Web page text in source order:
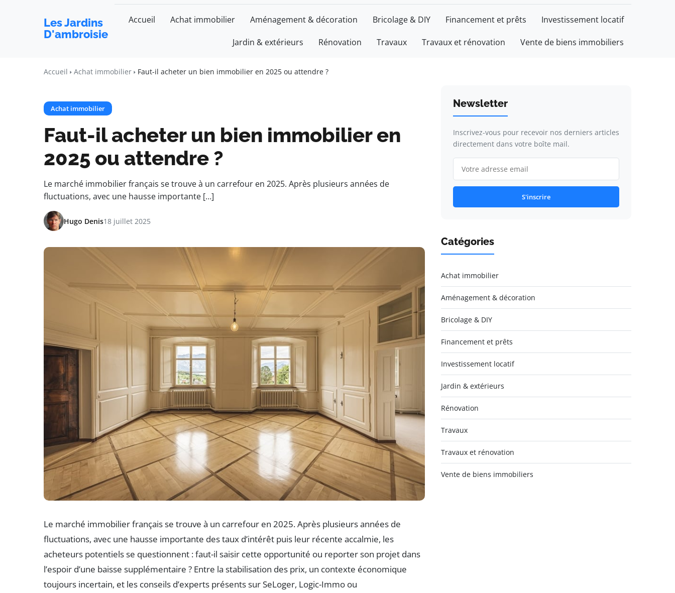
Les Jardins
D'ambroisie
Accueil Achat immobilier Aménagement & décoration Bricolage & DIY Financement et prêts Investissement locatif
Jardin & extérieurs Rénovation Travaux Travaux et rénovation Vente de biens immobiliers
Accueil Achat immobilier Faut-il acheter un bien immobilier en 2025 ou attendre ?
Achat immobilier
Faut-il acheter un bien immobilier en
2025 ou attendre ?
Le marché immobilier français se trouve à un carrefour en 2025. Après plusieurs années de
fluctuations, avec une hausse importante […]
Hugo Denis18 juillet 2025
Le marché immobilier français se trouve à un carrefour en 2025. Après plusieurs années de
fluctuations, avec une hausse importante des taux d’intérêt puis leur récente accalmie, les
acheteurs potentiels se questionnent : faut-il saisir cette opportunité ou reporter son projet dans
l’espoir d’une baisse supplémentaire ? Entre la stabilisation des prix, un contexte économique
toujours incertain, et les conseils d’experts présents sur SeLoger, Logic-Immo ou
Newsletter
Inscrivez-vous pour recevoir nos derniers articles
directement dans votre boîte mail.
S'inscrire
Catégories
Achat immobilier
Aménagement & décoration
Bricolage & DIY
Financement et prêts
Investissement locatif
Jardin & extérieurs
Rénovation
Travaux
Travaux et rénovation
Vente de biens immobiliers